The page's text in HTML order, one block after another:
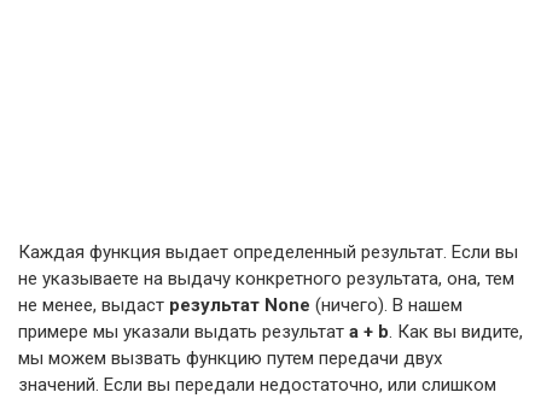
Каждая функция выдает определенный результат. Если вы
не указываете на выдачу конкретного результата, она, тем
не менее, выдаст результат None (ничего). В нашем
примере мы указали выдать результат a + b. Как вы видите,
мы можем вызвать функцию путем передачи двух
значений. Если вы передали недостаточно, или слишком